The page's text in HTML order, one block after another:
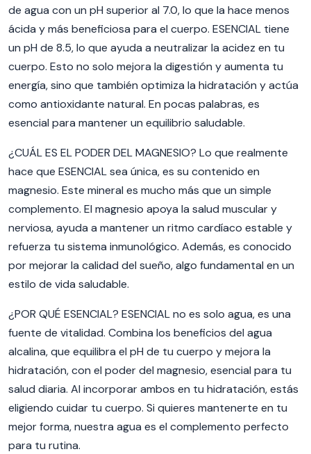
de agua con un pH superior al 7.0, lo que la hace menos
ácida y más beneficiosa para el cuerpo. ESENCIAL tiene
un pH de 8.5, lo que ayuda a neutralizar la acidez en tu
cuerpo. Esto no solo mejora la digestión y aumenta tu
energía, sino que también optimiza la hidratación y actúa
como antioxidante natural. En pocas palabras, es
esencial para mantener un equilibrio saludable.
¿CUÁL ES EL PODER DEL MAGNESIO? Lo que realmente
hace que ESENCIAL sea única, es su contenido en
magnesio. Este mineral es mucho más que un simple
complemento. El magnesio apoya la salud muscular y
nerviosa, ayuda a mantener un ritmo cardíaco estable y
refuerza tu sistema inmunológico. Además, es conocido
por mejorar la calidad del sueño, algo fundamental en un
estilo de vida saludable.
¿POR QUÉ ESENCIAL? ESENCIAL no es solo agua, es una
fuente de vitalidad. Combina los beneficios del agua
alcalina, que equilibra el pH de tu cuerpo y mejora la
hidratación, con el poder del magnesio, esencial para tu
salud diaria. Al incorporar ambos en tu hidratación, estás
eligiendo cuidar tu cuerpo. Si quieres mantenerte en tu
mejor forma, nuestra agua es el complemento perfecto
para tu rutina.